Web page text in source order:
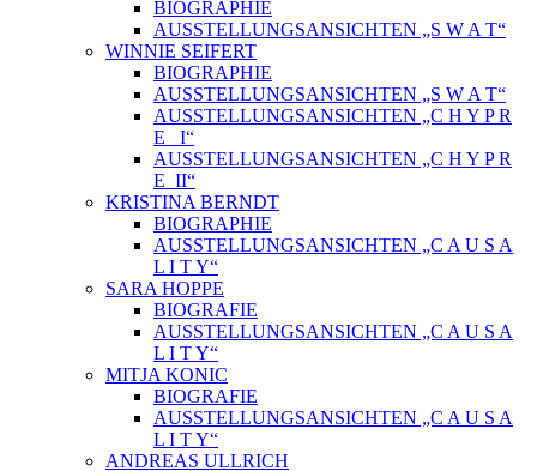
BIOGRAPHIE
AUSSTELLUNGSANSICHTEN „S W A T“
WINNIE SEIFERT
BIOGRAPHIE
AUSSTELLUNGSANSICHTEN „S W A T“
AUSSTELLUNGSANSICHTEN „C H Y P R
E_ I“
AUSSTELLUNGSANSICHTEN „C H Y P R
E_II“
KRISTINA BERNDT
BIOGRAPHIE
AUSSTELLUNGSANSICHTEN „C A U S A
L I T Y“
SARA HOPPE
BIOGRAFIE
AUSSTELLUNGSANSICHTEN „C A U S A
L I T Y“
MITJA KONIC
BIOGRAFIE
AUSSTELLUNGSANSICHTEN „C A U S A
L I T Y“
ANDREAS ULLRICH